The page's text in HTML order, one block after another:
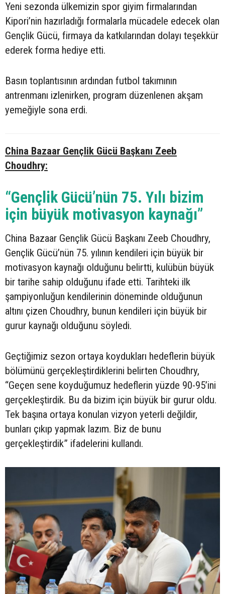
Yeni sezonda ülkemizin spor giyim firmalarından
Kipori’nin hazırladığı formalarla mücadele edecek olan
Gençlik Gücü, firmaya da katkılarından dolayı teşekkür
ederek forma hediye etti.
Basın toplantısının ardından futbol takımının
antrenmanı izlenirken, program düzenlenen akşam
yemeğiyle sona erdi.
China Bazaar Gençlik Gücü Başkanı Zeeb
Choudhry:
“Gençlik Gücü’nün 75. Yılı bizim
için büyük motivasyon kaynağı”
China Bazaar Gençlik Gücü Başkanı Zeeb Choudhry,
Gençlik Gücü’nün 75. yılının kendileri için büyük bir
motivasyon kaynağı olduğunu belirtti, kulübün büyük
bir tarihe sahip olduğunu ifade etti. Tarihteki ilk
şampiyonluğun kendilerinin döneminde olduğunun
altını çizen Choudhry, bunun kendileri için büyük bir
gurur kaynağı olduğunu söyledi.
Geçtiğimiz sezon ortaya koydukları hedeflerin büyük
bölümünü gerçekleştirdiklerini belirten Choudhry,
“Geçen sene koyduğumuz hedeflerin yüzde 90-95’ini
gerçekleştirdik. Bu da bizim için büyük bir gurur oldu.
Tek başına ortaya konulan vizyon yeterli değildir,
bunları çıkıp yapmak lazım. Biz de bunu
gerçekleştirdik” ifadelerini kullandı.